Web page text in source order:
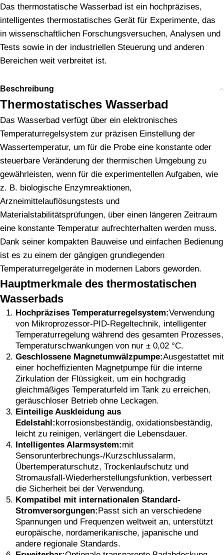
Das thermostatische Wasserbad ist ein hochpräzises,
intelligentes thermostatisches Gerät für Experimente, das
in wissenschaftlichen Forschungsversuchen, Analysen und
Tests sowie in der industriellen Steuerung und anderen
Bereichen weit verbreitet ist.
Beschreibung
Thermostatisches Wasserbad
Das Wasserbad verfügt über ein elektronisches
Temperaturregelsystem zur präzisen Einstellung der
Wassertemperatur, um für die Probe eine konstante oder
steuerbare Veränderung der thermischen Umgebung zu
gewährleisten, wenn für die experimentellen Aufgaben, wie
z. B. biologische Enzymreaktionen,
Arzneimittelauflösungstests und
Materialstabilitätsprüfungen, über einen längeren Zeitraum
eine konstante Temperatur aufrechterhalten werden muss.
Dank seiner kompakten Bauweise und einfachen Bedienung
ist es zu einem der gängigen grundlegenden
Temperaturregelgeräte in modernen Labors geworden.
Hauptmerkmale des thermostatischen
Wasserbads
Hochpräzises Temperaturregelsystem:Verwendung
von Mikroprozessor-PID-Regeltechnik, intelligenter
Temperaturregelung während des gesamten Prozesses,
Temperaturschwankungen von nur ± 0,02 °C.
Geschlossene Magnetumwälzpumpe:Ausgestattet mit
einer hocheffizienten Magnetpumpe für die interne
Zirkulation der Flüssigkeit, um ein hochgradig
gleichmäßiges Temperaturfeld im Tank zu erreichen,
geräuschloser Betrieb ohne Leckagen.
Einteilige Auskleidung aus
Edelstahl:korrosionsbeständig, oxidationsbeständig,
leicht zu reinigen, verlängert die Lebensdauer.
Intelligentes Alarmsystem:mit
Sensorunterbrechungs-/Kurzschlussalarm,
Übertemperaturschutz, Trockenlaufschutz und
Stromausfall-Wiederherstellungsfunktion, verbessert
die Sicherheit bei der Verwendung.
Kompatibel mit internationalen Standard-
Stromversorgungen:Passt sich an verschiedene
Spannungen und Frequenzen weltweit an, unterstützt
europäische, nordamerikanische, japanische und
andere regionale Standards.